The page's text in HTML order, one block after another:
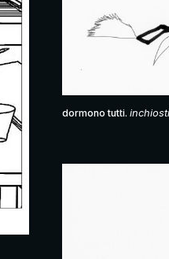
dormono tutti.